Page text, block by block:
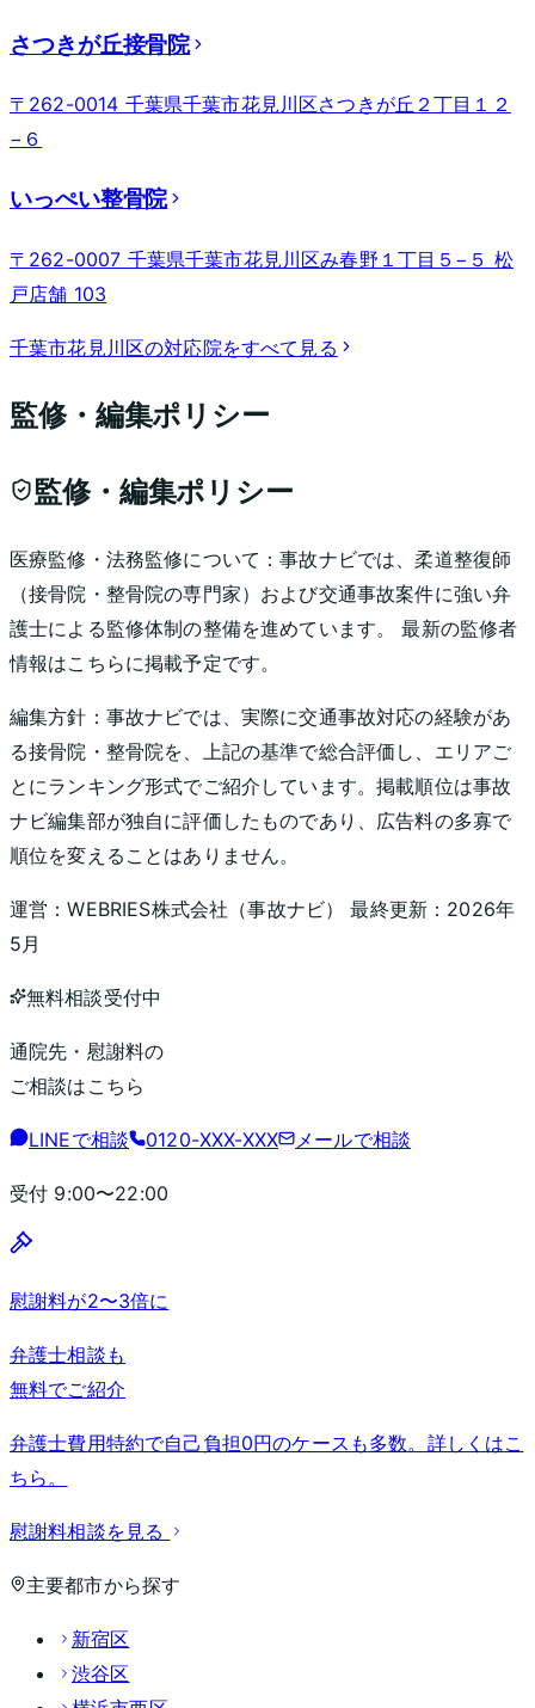
さつきが丘接骨院
〒262-0014 千葉県千葉市花見川区さつきが丘２丁目１２
−６
いっぺい整骨院
〒262-0007 千葉県千葉市花見川区み春野１丁目５−５ 松
戸店舗 103
千葉市花見川区の対応院をすべて見る
監修・編集ポリシー
監修・編集ポリシー
医療監修・法務監修について：事故ナビでは、柔道整復師
（接骨院・整骨院の専門家）および交通事故案件に強い弁
護士による監修体制の整備を進めています。 最新の監修者
情報はこちらに掲載予定です。
編集方針： 事故ナビでは、実際に交通事故対応の経験があ
る接骨院・整骨院を、上記の基準で総合評価し、エリアご
とにランキング形式でご紹介しています。掲載順位は事故
ナビ編集部が独自に評価したものであり、広告料の多寡で
順位を変えることはありません。
運営：WEBRIES株式会社 （事故ナビ） 最終更新： 2026年
5月
無料相談受付中
通院先・慰謝料の
ご相談はこちら
LINEで相談 0120-XXX-XXX メールで相談
受付 9:00〜22:00
慰謝料が2〜3倍に
弁護士相談も
無料でご紹介
弁護士費用特約で自己負担0円のケースも多数。詳しくはこ
ちら。
慰謝料相談を見る
主要都市から探す
新宿区
渋谷区